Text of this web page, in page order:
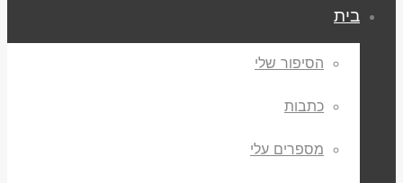
בית
הסיפור שלי
כתבות
מספרים עלי